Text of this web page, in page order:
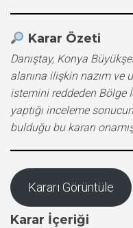
Karar Özeti
Danıştay, Konya
alanına ilişkin nazım ve
istemini reddeden Bölge
yaptığı inceleme
bulduğu bu kararı
Kararı Görüntüle
Karar İçeriği